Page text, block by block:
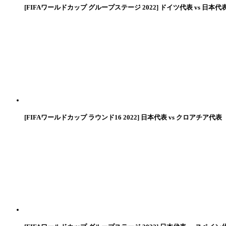
[FIFAワールドカップ グループステージ 2022] ドイツ代表 vs 日本代
[FIFAワールドカップ ラウンド16 2022] 日本代表 vs クロアチア代表